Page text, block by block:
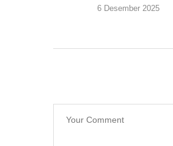
6 Desember 2025